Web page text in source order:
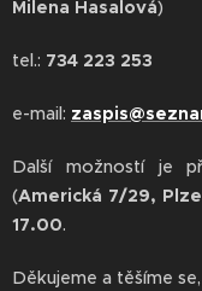
Milena Hasalová)
tel.: 734 223 253
e-mail:
Další možností je
(Americká 7/29,
17.00.
Děkujeme a těšíme